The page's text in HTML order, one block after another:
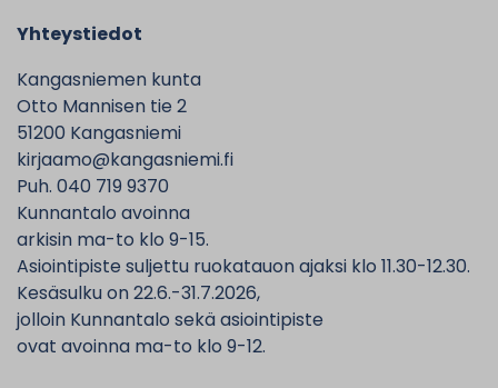
Yhteystiedot
Kangasniemen kunta
Otto Mannisen tie 2
51200 Kangasniemi
kirjaamo@kangasniemi.fi
Puh. 040 719 9370
Kunnantalo avoinna
arkisin ma-to klo 9-15.
Asiointipiste suljettu ruokatauon ajaksi klo 11.30-12.30.
Kesäsulku on 22.6.-31.7.2026,
jolloin Kunnantalo sekä asiointipiste
ovat avoinna ma-to klo 9-12.